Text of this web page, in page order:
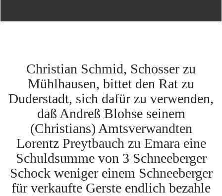
Christian Schmid, Schosser zu
Mühlhausen, bittet den Rat zu
Duderstadt, sich dafür zu verwenden,
daß Andreß Blohse seinem
(Christians) Amtsverwandten
Lorentz Preytbauch zu Emara eine
Schuldsumme von 3 Schneeberger
Schock weniger einem Schneeberger
für verkaufte Gerste endlich bezahle